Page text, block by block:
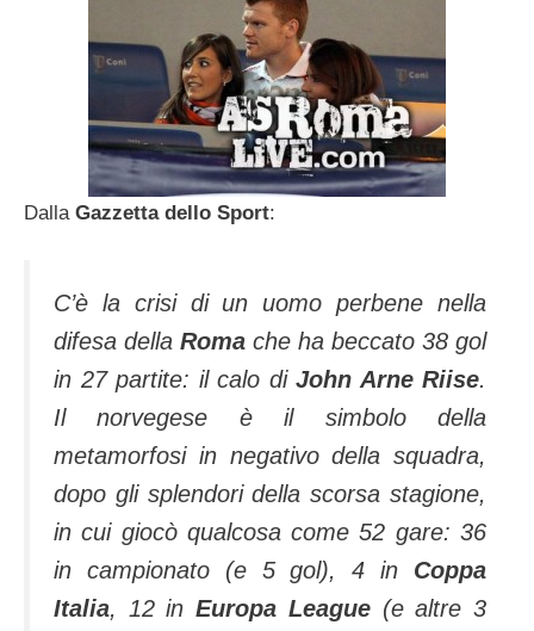
Dalla Gazzetta dello Sport:
C’è la crisi di un uomo perbene nella
difesa della Roma che ha beccato 38 gol
in 27 partite: il calo di John Arne Riise.
Il norvegese è il simbolo della
metamorfosi in negativo della squadra,
dopo gli splendori della scorsa stagione,
in cui giocò qualcosa come 52 gare: 36
in campionato (e 5 gol), 4 in Coppa
Italia, 12 inEuropa League(e altre 3